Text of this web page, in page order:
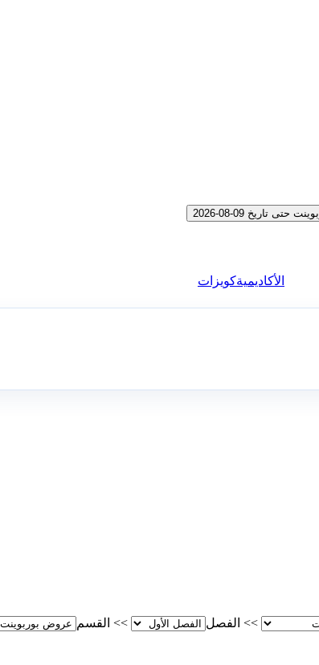
09-08-2026
الأكاديميةكويزات
>> الفصل >> القسم